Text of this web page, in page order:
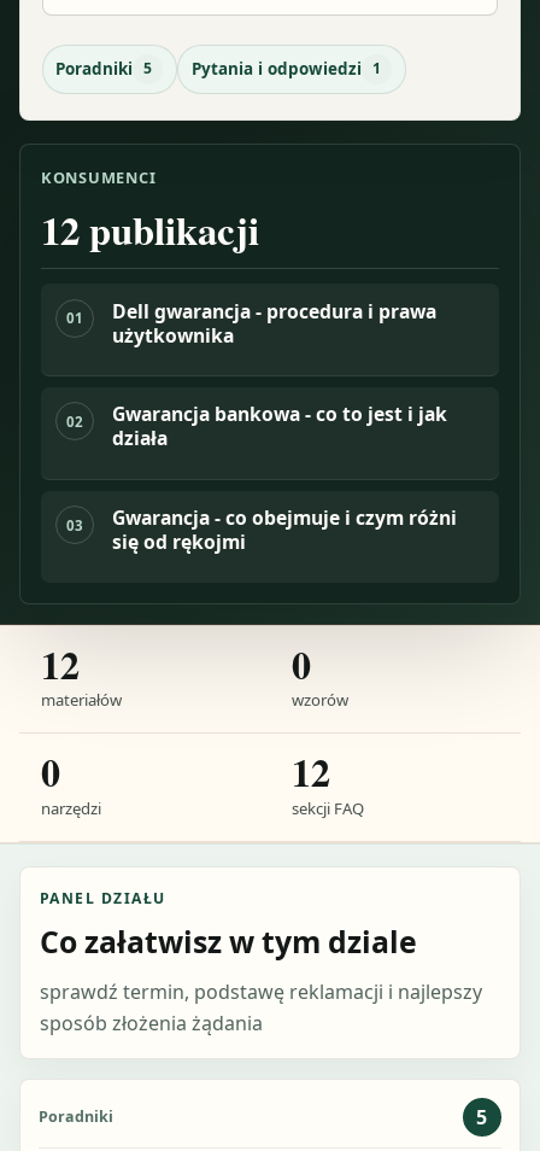
Poradniki 5 Pytania i odpowiedzi 1
KONSUMENCI
12publikacji
01
Dell gwarancja - procedura i prawa
użytkownika
02
Gwarancja bankowa - co to jest i jak
działa
03
Gwarancja - co obejmuje i czym różni
się od rękojmi
12
materiałów
0
wzorów
0
narzędzi
12
sekcji FAQ
PANEL DZIAŁU
Co załatwisz w tym dziale
sprawdź termin, podstawę reklamacji i najlepszy
sposób złożenia żądania
Poradniki 5